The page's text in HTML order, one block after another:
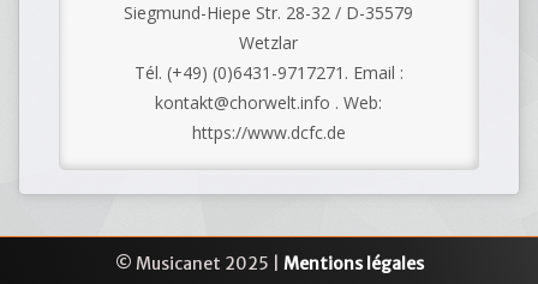
Siegmund-Hiepe Str. 28-32 / D-35579
Wetzlar
Tél. (+49) (0)6431-9717271. Email :
kontakt@chorwelt.info . Web:
https://www.dcfc.de
© Musicanet 2025 | Mentions légales